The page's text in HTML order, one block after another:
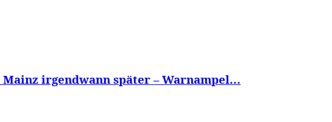
irgendwann später – Warnampel...